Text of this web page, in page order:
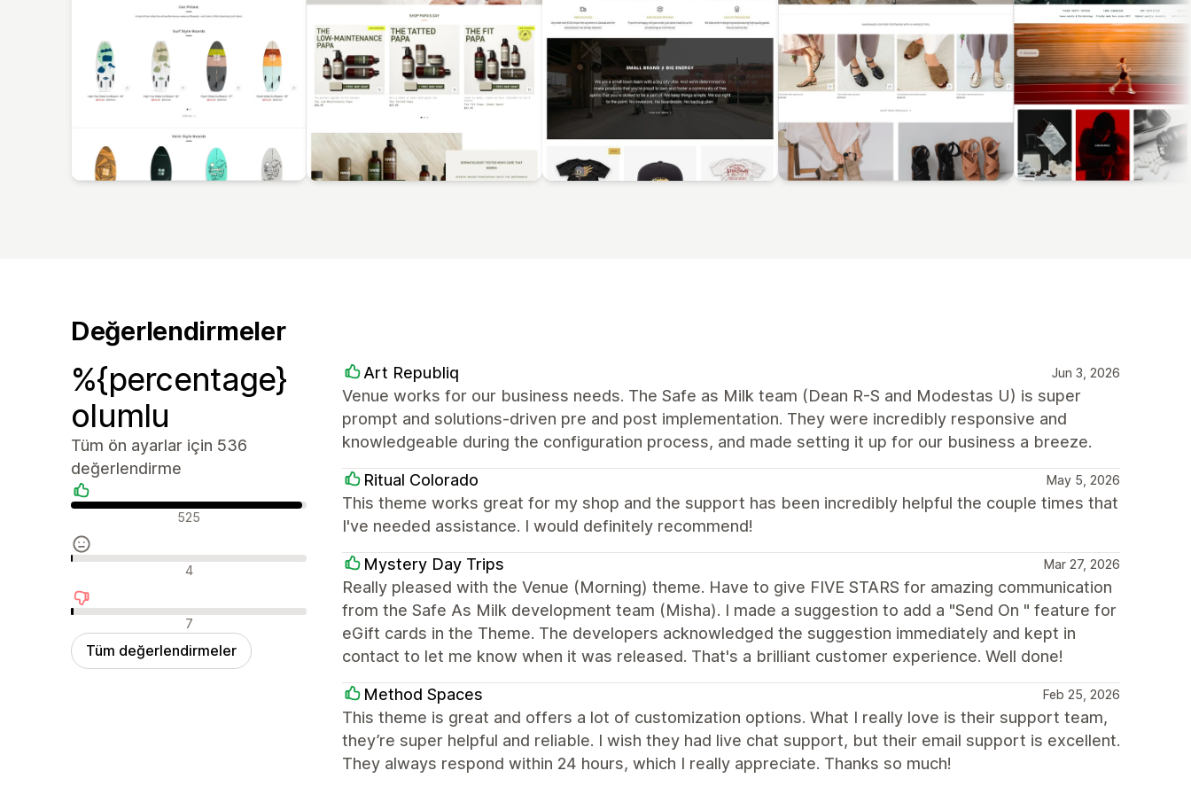
Değerlendirmeler
%{percentage}
olumlu
Tüm ön ayarlar için 536
değerlendirme
Olumlu değerlendirmeler
525
Nötr değerlendirmeler
4
Olumsuz değerlendirmeler
7
Tüm değerlendirmeler
Art Republiq Jun 3, 2026
Venue works for our business needs. The Safe as Milk team (Dean R-S and Modestas U) is super
prompt and solutions-driven pre and post implementation. They were incredibly responsive and
knowledgeable during the configuration process, and made setting it up for our business a breeze.
Ritual Colorado May 5, 2026
This theme works great for my shop and the support has been incredibly helpful the couple times that
I've needed assistance. I would definitely recommend!
Mystery Day Trips Mar 27, 2026
Really pleased with the Venue (Morning) theme. Have to give FIVE STARS for amazing communication
from the Safe As Milk development team (Misha). I made a suggestion to add a "Send On " feature for
eGift cards in the Theme. The developers acknowledged the suggestion immediately and kept in
contact to let me know when it was released. That's a brilliant customer experience. Well done!
Method Spaces Feb 25, 2026
This theme is great and offers a lot of customization options. What I really love is their support team,
they’re super helpful and reliable. I wish they had live chat support, but their email support is excellent.
They always respond within 24 hours, which I really appreciate. Thanks so much!